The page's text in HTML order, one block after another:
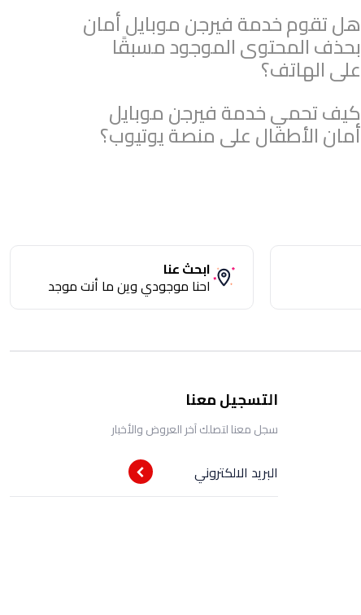
هل تقوم خدمة فيرجن موبايل أمان
بحذف المحتوى الموجود مسبقًا
على الهاتف؟
كيف تحمي خدمة فيرجن موبايل
أمان الأطفال على منصة يوتيوب؟
ابحث عنا
احنا موجودي وين ما أنت موجد
التسجيل معنا
سجل معنا لتصلك آخر العروض والأخبار
البريد الالكتروني